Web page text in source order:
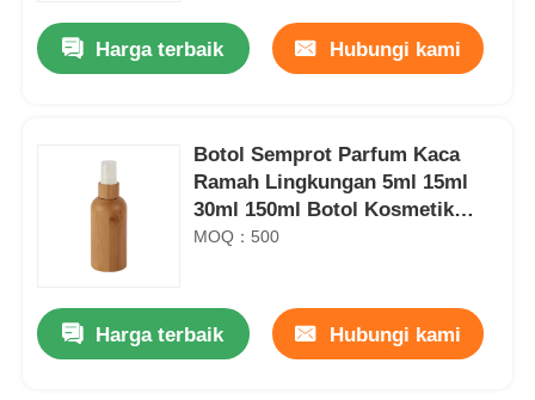
Harga terbaik Hubungi kami
Botol Semprot Parfum Kaca
Ramah Lingkungan 5ml 15ml
30ml 150ml Botol Kosmetik
Bambu
MOQ：500
Harga terbaik Hubungi kami